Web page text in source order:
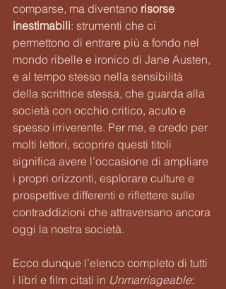
comparse, ma diventano risorse
inestimabili: strumenti che ci
permettono di entrare più a fondo nel
mondo ribelle e ironico di Jane Austen,
e al tempo stesso nella sensibilità
della scrittrice stessa, che guarda alla
società con occhio critico, acuto e
spesso irriverente. Per me, e credo per
molti lettori, scoprire questi titoli
significa avere l’occasione di ampliare
i propri orizzonti, esplorare culture e
prospettive differenti e riflettere sulle
contraddizioni che attraversano ancora
oggi la nostra società.
Ecco dunque l’elenco completo di tutti
i libri e film citati in Unmarriageable: